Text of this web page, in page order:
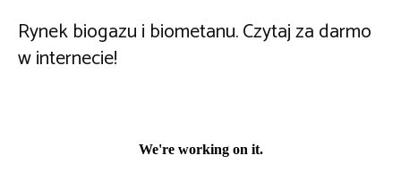
Rynek biogazu i biometanu. Czytaj za darmo
w internecie!